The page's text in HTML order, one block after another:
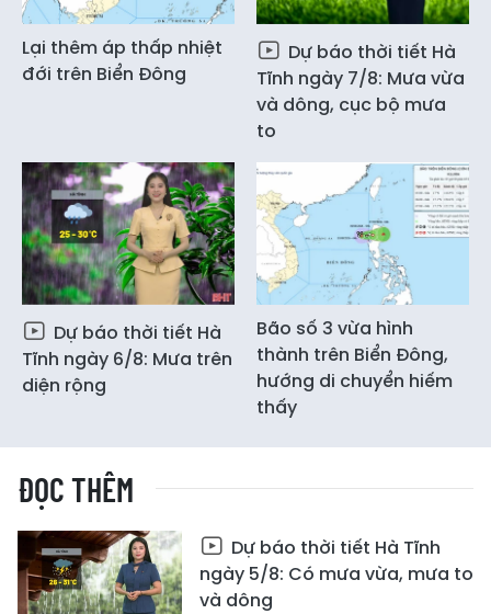
Lại thêm áp thấp nhiệt
đới trên Biển Đông
Dự báo thời tiết Hà
Tĩnh ngày 7/8: Mưa vừa
và dông, cục bộ mưa
to
Dự báo thời tiết Hà
Tĩnh ngày 6/8: Mưa trên
diện rộng
Bão số 3 vừa hình
thành trên Biển Đông,
hướng di chuyển hiếm
thấy
ĐỌC THÊM
Dự báo thời tiết Hà Tĩnh
ngày 5/8: Có mưa vừa, mưa to
và dông